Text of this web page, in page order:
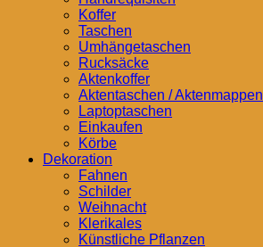
Koffer
Taschen
Umhängetaschen
Rucksäcke
Aktenkoffer
Aktentaschen / Aktenmappen
Laptoptaschen
Einkaufen
Körbe
Dekoration
Fahnen
Schilder
Weihnacht
Klerikales
Künstliche Pflanzen